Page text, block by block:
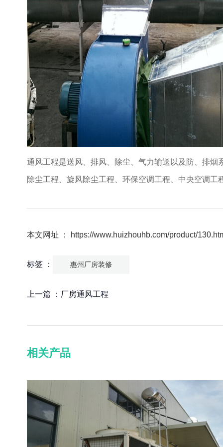
通风工程是送风、排风、除尘、气力输送以及防、排
除尘工程、旋风除尘工程、环保空调工程、中央空调工
本文网址 ： https://www.huizhouhb.com/product/
标签 ： 惠州厂房装修
上一篇 ： 厂房通风工程
相关产品